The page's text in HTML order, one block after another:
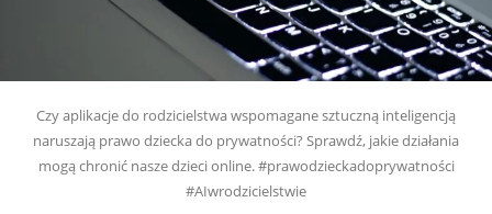
Czy aplikacje do rodzicielstwa wspomagane sztuczną inteligencją
naruszają prawo dziecka do prywatności? Sprawdź, jakie działania
mogą chronić nasze dzieci online. #prawodzieckadoprywatności
#AIwrodzicielstwie